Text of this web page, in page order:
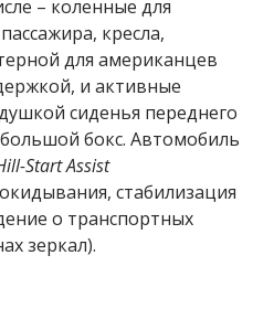
– коленные для
кресла,
для американцев
и активные
сиденья переднего
бокс. Автомобиль
Start Assist
стабилизация
о транспортных
зеркал).